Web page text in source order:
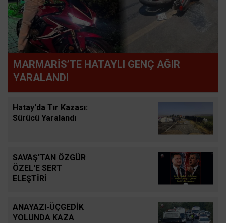
MARMARİS’TE HATAYLI GENÇ AĞIR
YARALANDI
Hatay'da Tır Kazası:
Sürücü Yaralandı
SAVAŞ'TAN ÖZGÜR
ÖZEL'E SERT
ELEŞTİRİ
ANAYAZI-ÜÇGEDİK
YOLUNDA KAZA